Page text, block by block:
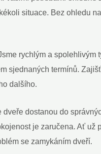
situace. Bez ohledu
rychlým a​
sjednaných termínů.
dalšího.
dostanou do
je zaručena. Ať
se zamykáním dveří.